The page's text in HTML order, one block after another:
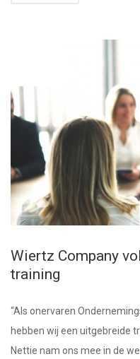
Wiertz Company
training
“Als onervaren
hebben wij een uitgebreide
Nettie nam ons mee in de